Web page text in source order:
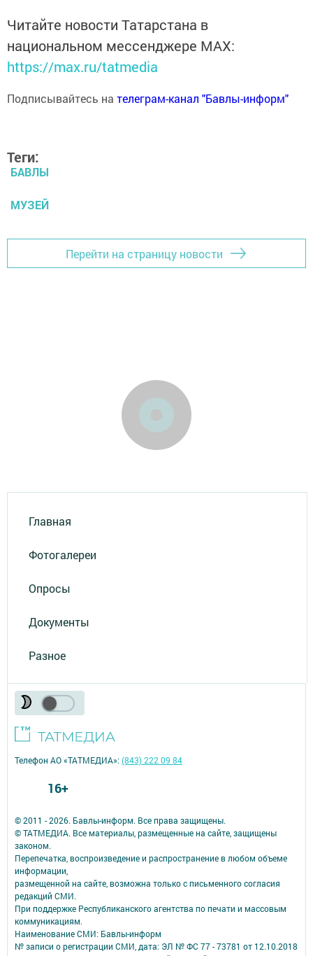
Читайте новости Татарстана в
национальном мессенджере MАХ:
https://max.ru/tatmedia
Подписывайтесь на телеграм-канал "Бавлы-информ"
Теги:
БАВЛЫ
МУЗЕЙ
Перейти на страницу новости
Главная
Фотогалереи
Опросы
Документы
Разное
© 2011 - 2026. Бавлы-информ. Все права защищены.
© ТАТМЕДИА. Все материалы, размещенные на сайте, защищены
законом.
Перепечатка, воспроизведение и распространение в любом объеме
информации,
размещенной на сайте, возможна только с письменного согласия
редакций СМИ.
При поддержке Республиканского агентства по печати и массовым
коммуникациям.
Наименование СМИ: Бавлы-информ
№ записи о регистрации СМИ, дата: ЭЛ № ФС 77 - 73781 от 12.10.2018
Телефон АО «ТАТМЕДИА»:(843) 222 09 84
16+